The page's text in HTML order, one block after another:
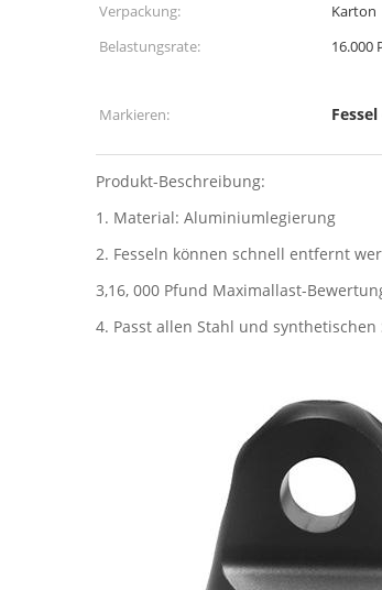
Verpackung:
Karton
Belastungsrate:
16.000
Markieren:
Produkt-Beschreibung:
1. Material: Aluminiumlegierung
2. Fesseln können schnell entfernt
3,16, 000 Pfund Maximallast-
4. Passt allen Stahl und